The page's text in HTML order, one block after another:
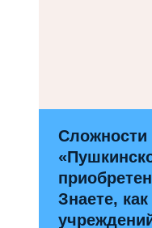
Сложности
Знаете,